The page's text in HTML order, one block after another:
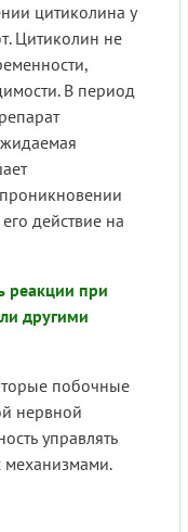
цитиколина у
Цитиколин не
В период
действие на
реакции при
другими
побочные
нервной
управлять
механизмами.